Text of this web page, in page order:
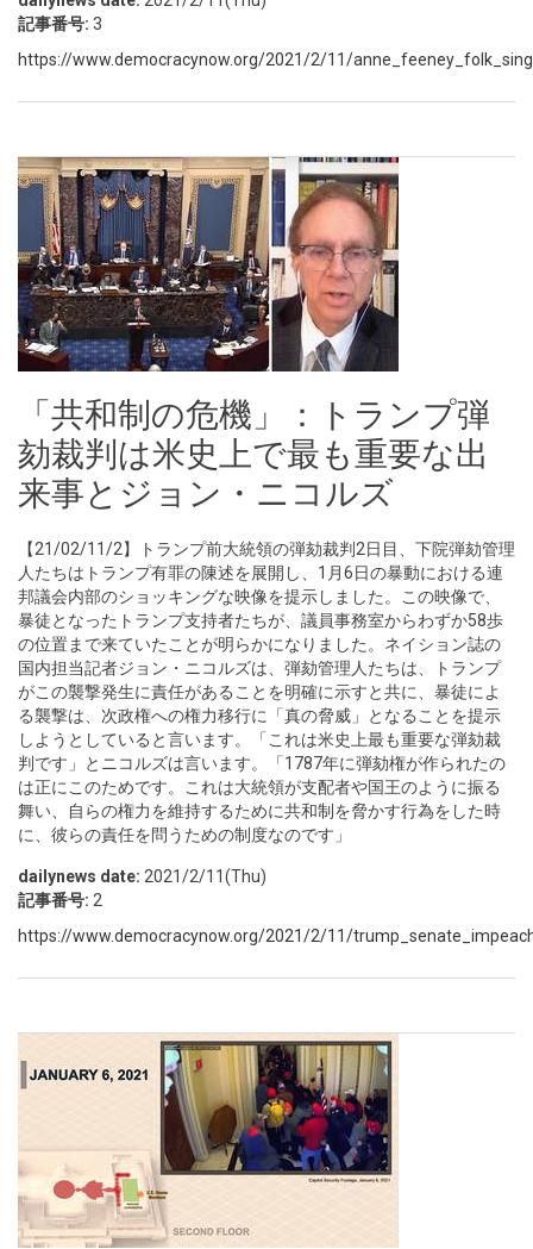
記事番号: 3
https://www.democracynow.org/2021/2/11/
「共和制の危機」：トランプ弾
劾裁判は米史上で最も重要な出
来事とジョン・ニコルズ
【21/02/11/2】トランプ前大統領の弾劾裁判2日目、下院弾劾管理
人たちはトランプ有罪の陳述を展開し、1月6日の暴動における連
邦議会内部のショッキングな映像を提示しました。この映像で、
暴徒となったトランプ支持者たちが、議員事務室からわずか58歩
の位置まで来ていたことが明らかになりました。ネイション誌の
国内担当記者ジョン・ニコルズは、弾劾管理人たちは、トランプ
がこの襲撃発生に責任があることを明確に示すと共に、暴徒によ
る襲撃は、次政権への権力移行に「真の脅威」となることを提示
しようとしていると言います。「これは米史上最も重要な弾劾裁
判です」とニコルズは言います。「1787年に弾劾権が作られたの
は正にこのためです。これは大統領が支配者や国王のように振る
舞い、自らの権力を維持するために共和制を脅かす行為をした時
に、彼らの責任を問うための制度なのです」
dailynews date: 2021/2/11(Thu)
記事番号: 2
https://www.democracynow.org/2021/2/11/